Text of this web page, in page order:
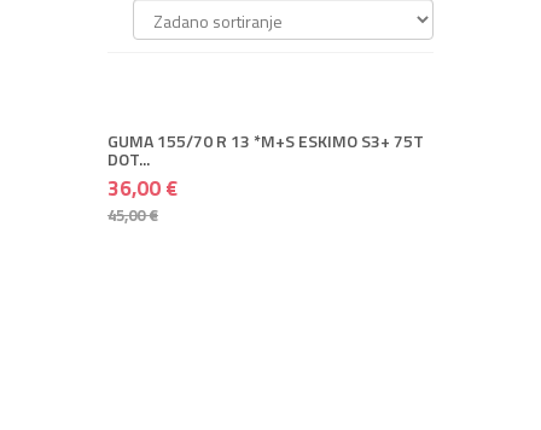
GUMA 155/70 R 13 *M+S ESKIMO S3+ 75T
DOT...
36,00 €
45,00 €
+ DODAJ U KOŠARICU